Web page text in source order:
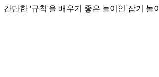
간단한 '규칙'을 배우기 좋은 놀이인 잡기 놀